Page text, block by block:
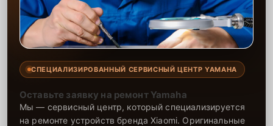
СПЕЦИАЛИЗИРОВАННЫЙ СЕРВИСНЫЙ ЦЕНТР YAMAHA
Оставьте заявку на ремонт Yamaha
Мы — сервисный центр, который специализируется
на ремонте устройств бренда Xiaomi. Оригинальные